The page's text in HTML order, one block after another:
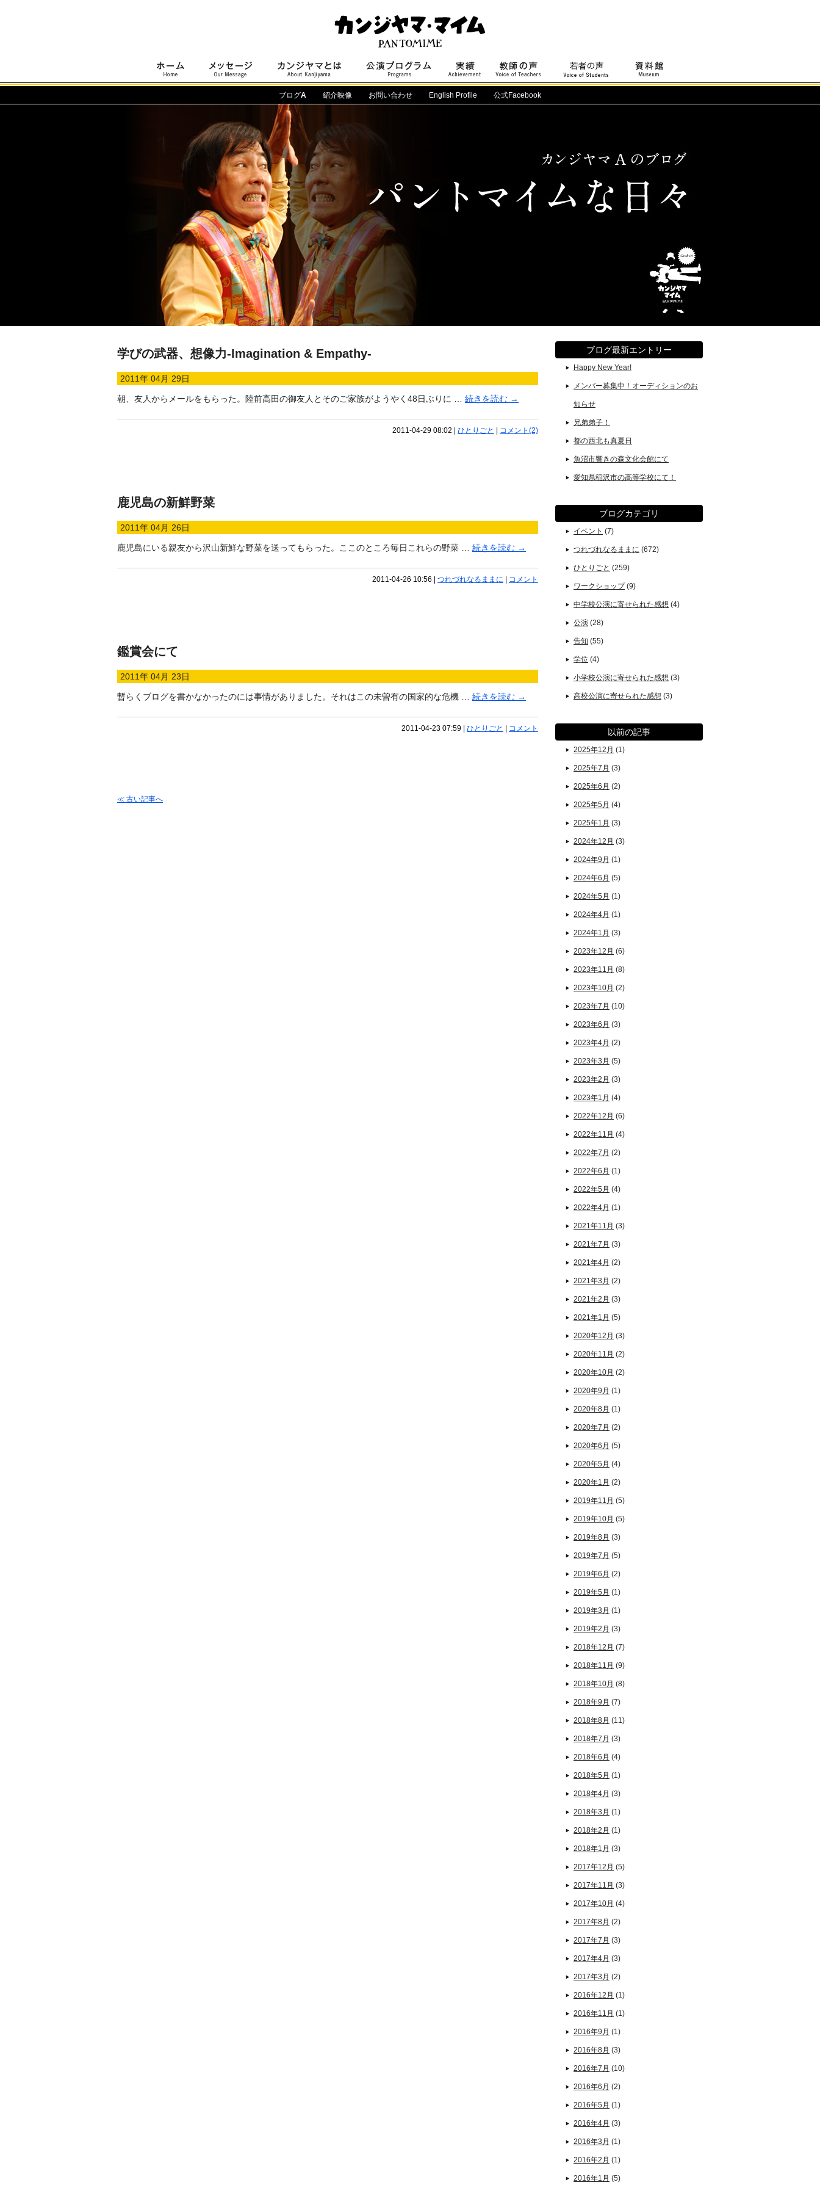
ブログA 紹介映像 お問い合わせ English Profile 公式Facebook
学びの武器、想像力-Imagination & Empathy-
2011年 04月 29日
朝、友人からメールをもらった。陸前高田の御友人とそのご家族がようやく48日ぶりに … 続きを読む →
2011-04-29 08:02 ひとりごと コメント(2)
鹿児島の新鮮野菜
2011年 04月 26日
鹿児島にいる親友から沢山新鮮な野菜を送ってもらった。ここのところ毎日これらの野菜 … 続きを読む →
2011-04-26 10:56 つれづれなるままに コメント
鑑賞会にて
2011年 04月 23日
暫らくブログを書かなかったのには事情がありました。それはこの未曽有の国家的な危機 … 続きを読む →
2011-04-23 07:59 ひとりごと コメント
≪ 古い記事へ
ブログ最新エントリー
Happy New Year!
メンバー募集中！オーディションのお
知らせ
兄弟弟子！
都の西北も真夏日
魚沼市響きの森文化会館にて
愛知県稲沢市の高等学校にて！
ブログカテゴリ
イベント (7)
つれづれなるままに (672)
ひとりごと (259)
ワークショップ(9)
中学校公演に寄せられた感想 (4)
公演 (28)
告知 (55)
学位 (4)
小学校公演に寄せられた感想 (3)
高校公演に寄せられた感想 (3)
以前の記事
2025年12月 (1)
2025年7月 (3)
2025年6月 (2)
2025年5月 (4)
2025年1月 (3)
2024年12月 (3)
2024年9月 (1)
2024年6月 (5)
2024年5月 (1)
2024年4月 (1)
2024年1月 (3)
2023年12月 (6)
2023年11月 (8)
2023年10月 (2)
2023年7月 (10)
2023年6月 (3)
2023年4月 (2)
2023年3月 (5)
2023年2月 (3)
2023年1月 (4)
2022年12月 (6)
2022年11月 (4)
2022年7月 (2)
2022年6月 (1)
2022年5月 (4)
2022年4月 (1)
2021年11月 (3)
2021年7月 (3)
2021年4月 (2)
2021年3月 (2)
2021年2月 (3)
2021年1月 (5)
2020年12月 (3)
2020年11月 (2)
2020年10月 (2)
2020年9月 (1)
2020年8月 (1)
2020年7月 (2)
2020年6月 (5)
2020年5月 (4)
2020年1月 (2)
2019年11月 (5)
2019年10月 (5)
2019年8月 (3)
2019年7月 (5)
2019年6月 (2)
2019年5月 (1)
2019年3月 (1)
2019年2月 (3)
2018年12月 (7)
2018年11月 (9)
2018年10月 (8)
2018年9月 (7)
2018年8月 (11)
2018年7月 (3)
2018年6月 (4)
2018年5月 (1)
2018年4月 (3)
2018年3月 (1)
2018年2月 (1)
2018年1月 (3)
2017年12月 (5)
2017年11月 (3)
2017年10月 (4)
2017年8月 (2)
2017年7月 (3)
2017年4月 (3)
2017年3月 (2)
2016年12月 (1)
2016年11月 (1)
2016年9月 (1)
2016年8月 (3)
2016年7月 (10)
2016年6月 (2)
2016年5月 (1)
2016年4月 (3)
2016年3月 (1)
2016年2月 (1)
2016年1月 (5)